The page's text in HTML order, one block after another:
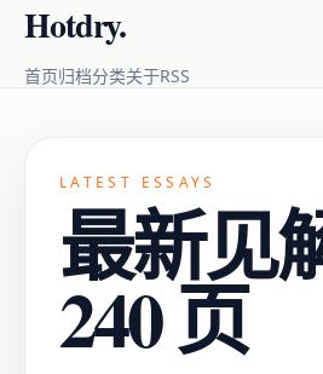
Hotdry.
首页归档分类关于RSS
LATEST ESSAYS
最新见
240 页